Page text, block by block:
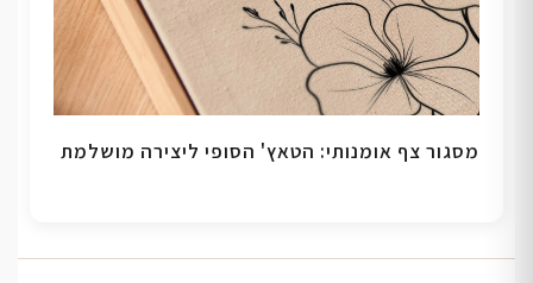
מסגור צף אומנותי: הטאץ' הסופי ליצירה מושלמת